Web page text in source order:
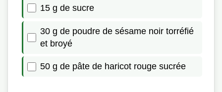
15 g de sucre
30 g de poudre de sésame noir torréfié
et broyé
50 g de pâte de haricot rouge sucrée